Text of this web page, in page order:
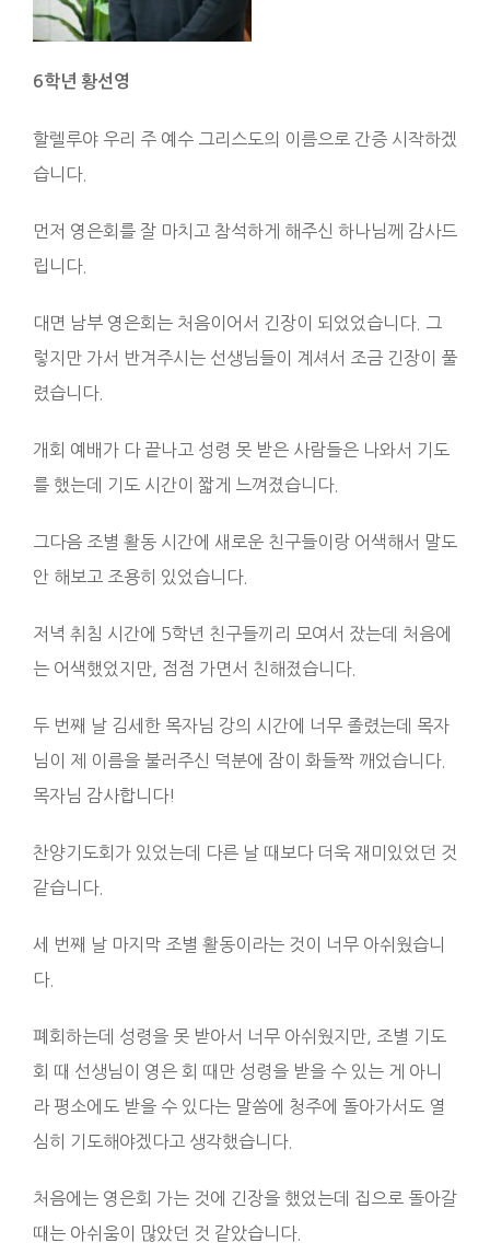
6학년 황선영
할렐루야 우리 주 예수 그리스도의 이름으로 간증 시작하겠
습니다.
먼저 영은회를 잘 마치고 참석하게 해주신 하나님께 감사드
립니다.
대면 남부 영은회는 처음이어서 긴장이 되었었습니다. 그
렇지만 가서 반겨주시는 선생님들이 계셔서 조금 긴장이 풀
렸습니다.
개회 예배가 다 끝나고 성령 못 받은 사람들은 나와서 기도
를 했는데 기도 시간이 짧게 느껴졌습니다.
그다음 조별 활동 시간에 새로운 친구들이랑 어색해서 말도
안 해보고 조용히 있었습니다.
저녁 취침 시간에 5학년 친구들끼리 모여서 잤는데 처음에
는 어색했었지만, 점점 가면서 친해졌습니다.
두 번째 날 김세한 목자님 강의 시간에 너무 졸렸는데 목자
님이 제 이름을 불러주신 덕분에 잠이 화들짝 깨었습니다.
목자님 감사합니다!
찬양기도회가 있었는데 다른 날 때보다 더욱 재미있었던 것
같습니다.
세 번째 날 마지막 조별 활동이라는 것이 너무 아쉬웠습니
다.
폐회하는데 성령을 못 받아서 너무 아쉬웠지만, 조별 기도
회 때 선생님이 영은 회 때만 성령을 받을 수 있는 게 아니
라 평소에도 받을 수 있다는 말씀에 청주에 돌아가서도 열
심히 기도해야겠다고 생각했습니다.
처음에는 영은회 가는 것에 긴장을 했었는데 집으로 돌아갈
때는 아쉬움이 많았던 것 같았습니다.